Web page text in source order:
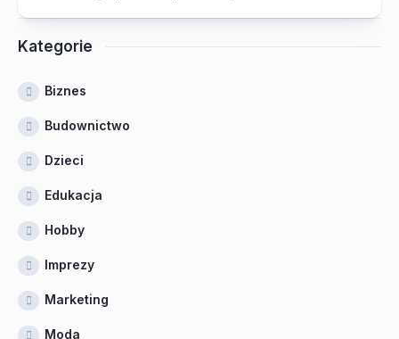
Kategorie
Biznes
Budownictwo
Dzieci
Edukacja
Hobby
Imprezy
Marketing
Moda